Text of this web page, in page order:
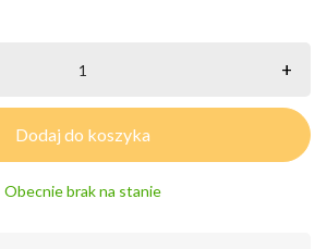
+
Dodaj do koszyka
Obecnie brak na stanie